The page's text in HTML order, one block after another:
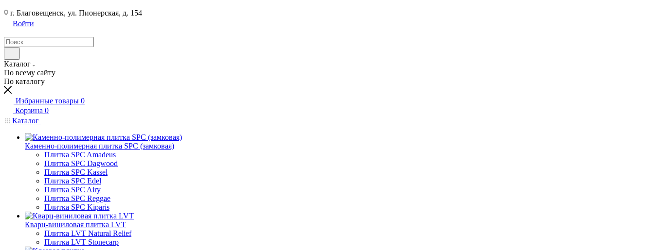
г. Благовещенск, ул. Пионерская, д. 154
Войти
Каталог
По всему сайту
По каталогу
Избранные товары 0
Корзина 0
Каталог
Каменно-полимерная плитка SPC (замковая)
Плитка SPC Amadeus
Плитка SPC Dagwood
Плитка SPC Kassel
Плитка SPC Edel
Плитка SPC Airy
Плитка SPC Reggae
Плитка SPC Kiparis
Кварц-виниловая плитка LVT
Плитка LVT Natural Relief
Плитка LVT Stonecarp